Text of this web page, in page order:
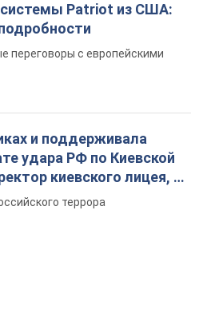
системы Patriot из США:
переговоры с европейскими
и поддерживала
удара РФ по Киевской
киевского лицея, её
террора